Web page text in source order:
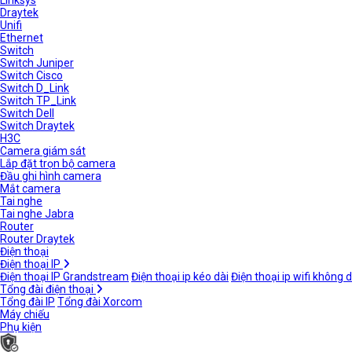
Draytek
Unifi
Ethernet
Switch
Switch Juniper
Switch Cisco
Switch D_Link
Switch TP_Link
Switch Dell
Switch Draytek
H3C
Camera giám sát
Lắp đặt trọn bộ camera
Đầu ghi hình camera
Mắt camera
Tai nghe
Tai nghe Jabra
Router
Router Draytek
Điện thoại
Điện thoại IP
Điện thoại IP Grandstream Điện thoại ip kéo dài Điện thoại ip wifi không
Tổng đài điện thoại
Tổng đài IP Tổng đài Xorcom
Máy chiếu
Phụ kiện